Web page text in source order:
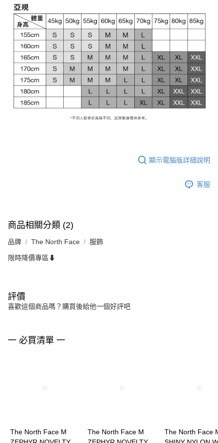
顯示電腦版詳細說明
客服
商品相關分類 (2)
品牌 The North Face 服飾
限時降價專區⬇
評價
喜歡這個商品嗎？購買後給他一個好評吧
一 必買清單 一
The North Face M
The North Face M
The North Face